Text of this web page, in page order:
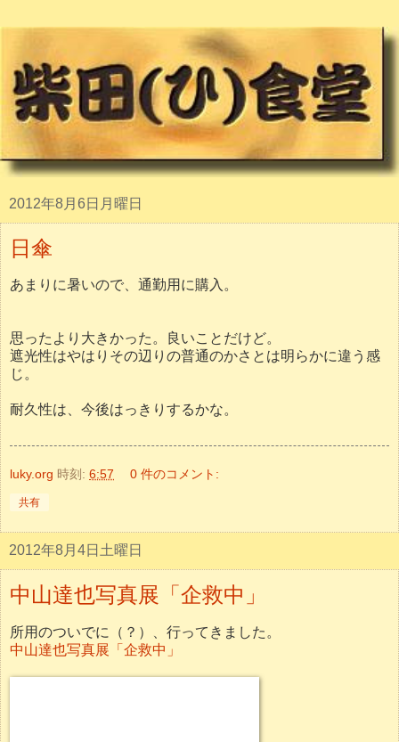
2012年8月6日月曜日
日傘
あまりに暑いので、通勤用に購入。
思ったより大きかった。良いことだけど。
遮光性はやはりその辺りの普通のかさとは明らかに違う感
じ。
耐久性は、今後はっきりするかな。
luky.org 時刻: 6:57 0 件のコメント:
共有
2012年8月4日土曜日
中山達也写真展「企救中」
所用のついでに（？）、行ってきました。
中山達也写真展「企救中」